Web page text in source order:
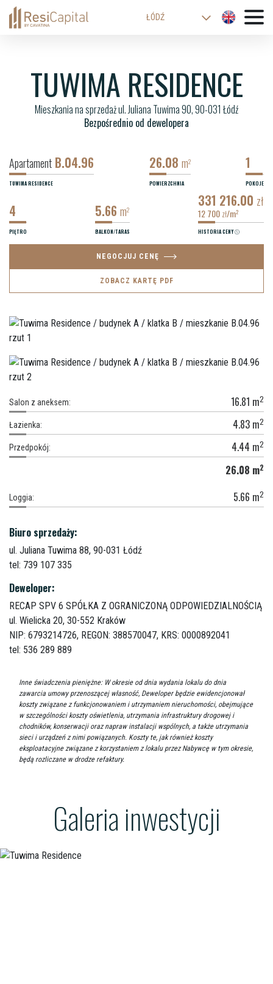
ŁÓDŹ
WROCŁAW
KRAKÓW
BIELSKO-BIAŁA
TUWIMA RESIDENCE
Mieszkania na sprzedaż ul. Juliana Tuwima 90, 90-031 Łódź
Bezpośrednio od dewelopera
TUWIMA RESIDENCE
Apartament B.04.96
POWIERZCHNIA
26.08 m2
POKOJE
1
PIĘTRO
4
BALKON/TARAS
5.66 m2
HISTORIA CENY
331 216.00 zł
12 700 zł/m2
NEGOCJUJ CENĘ
ZOBACZ KARTĘ PDF
Salon z aneksem: 16.81 m2
Łazienka: 4.83 m2
Przedpokój: 4.44 m2
26.08 m2
Loggia: 5.66 m2
Biuro sprzedaży:
ul. Juliana Tuwima 88, 90-031 Łódź
tel: 739 107 335
Deweloper:
RECAP SPV 6 SPÓŁKA Z OGRANICZONĄ ODPOWIEDZIALNOŚCIĄ
ul. Wielicka 20, 30-552 Kraków
NIP: 6793214726, REGON: 388570047, KRS: 0000892041
tel: 536 289 889
Inne świadczenia pieniężne: W okresie od dnia wydania lokalu do dnia
zawarcia umowy przenoszącej własność, Deweloper będzie ewidencjonował
koszty związane z funkcjonowaniem i utrzymaniem nieruchomości, obejmujące
w szczególności koszty oświetlenia, utrzymania infrastruktury drogowej i
chodników, konserwacji oraz napraw instalacji wspólnych, a także utrzymania
sieci i urządzeń z nimi powiązanych. Koszty te, jak również koszty
eksploatacyjne związane z korzystaniem z lokalu przez Nabywcę w tym okresie,
będą rozliczane w drodze refaktury.
Galeria inwestycji